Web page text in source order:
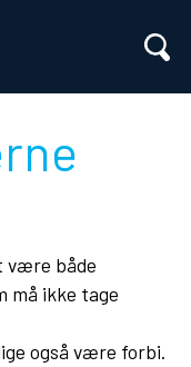
være både
må ikke tage
også være forbi.